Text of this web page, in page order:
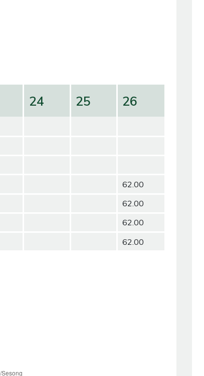
24 25 26
62.00
62.00
62.00
62.00